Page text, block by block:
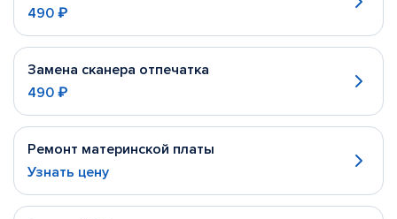
490 ₽
Замена сканера отпечатка
490 ₽
Ремонт материнской платы
Узнать цену